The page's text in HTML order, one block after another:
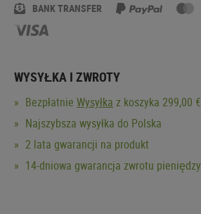
BANK TRANSFER
WYSYŁKA I ZWROTY
Bezpłatnie Wysyłka z koszyka 299,00 €
Najszybsza wysyłka do Polska
2 lata gwarancji na produkt
14-dniowa gwarancja zwrotu pieniędzy